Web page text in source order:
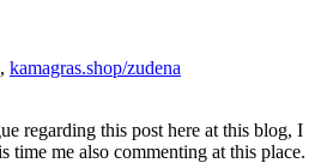
, kamagras.shop/zudena
regarding this post here at this blog, I
time me also commenting at this place.